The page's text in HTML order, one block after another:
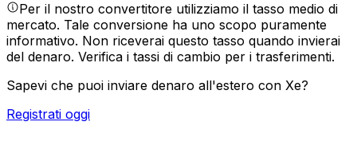
Per il nostro convertitore utilizziamo il tasso medio di
mercato. Tale conversione ha uno scopo puramente
informativo. Non riceverai questo tasso quando invierai
del denaro. Verifica i tassi di cambio per i trasferimenti.
Sapevi che puoi inviare denaro all'estero con Xe?
Registrati oggi